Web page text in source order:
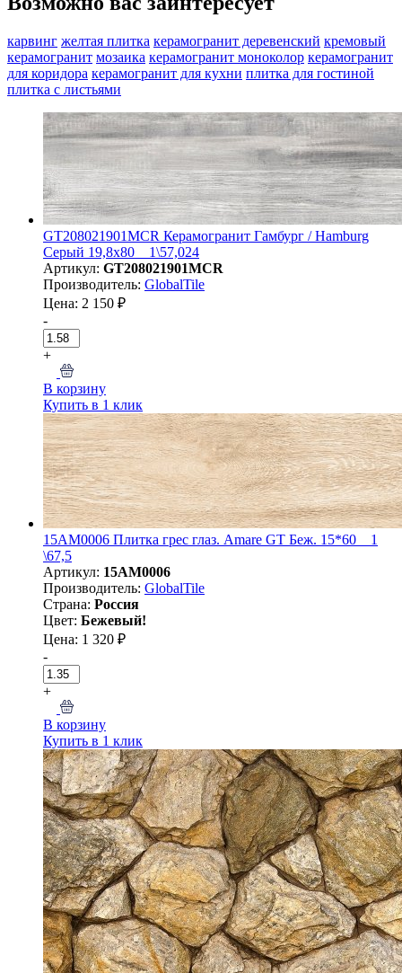
карвинг желтая плитка керамогранит деревенский кремовый
керамогранит мозаика керамогранит моноколор керамогранит
для коридора керамогранит для кухни плитка для гостиной
плитка с листьями
GT208021901MСR Керамогранит Гамбург / Hamburg
Серый 19,8x80 _ 1\57,024
Артикул: GT208021901MСR
Производитель: GlobalTile
Цена: 2 150 ₽
-
+
В корзину
Купить в 1 клик
15AM0006 Плитка грес глаз. Amare GT Беж. 15*60 _ 1
\67,5
Артикул: 15AM0006
Производитель: GlobalTile
Страна: Россия
Цвет: Бежевый!
Цена: 1 320 ₽
-
+
В корзину
Купить в 1 клик